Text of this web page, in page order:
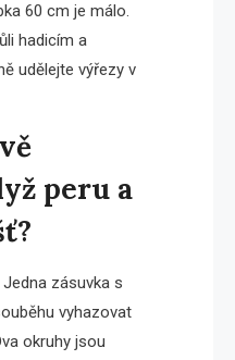
60 cm je málo.
hadicím a
udělejte výřezy v
peru a
zásuvka s
vyhazovat
okruhy jsou